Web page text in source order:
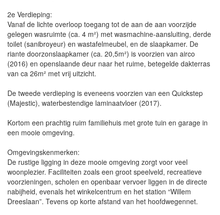
2e Verdieping:
Vanaf de lichte overloop toegang tot de aan de aan voorzijde
gelegen wasruimte (ca. 4 m²) met wasmachine-aansluiting, derde
toilet (sanibroyeur) en wastafelmeubel, en de slaapkamer. De
riante doorzonslaapkamer (ca. 20,5m²) is voorzien van airco
(2016) en openslaande deur naar het ruime, betegelde dakterras
van ca 26m² met vrij uitzicht.
De tweede verdieping is eveneens voorzien van een Quickstep
(Majestic), waterbestendige laminaatvloer (2017).
Kortom een prachtig ruim familiehuis met grote tuin en garage in
een mooie omgeving.
Omgevingskenmerken:
De rustige ligging in deze mooie omgeving zorgt voor veel
woonplezier. Faciliteiten zoals een groot speelveld, recreatieve
voorzieningen, scholen en openbaar vervoer liggen in de directe
nabijheid, evenals het winkelcentrum en het station “Willem
Dreeslaan”. Tevens op korte afstand van het hoofdwegennet.